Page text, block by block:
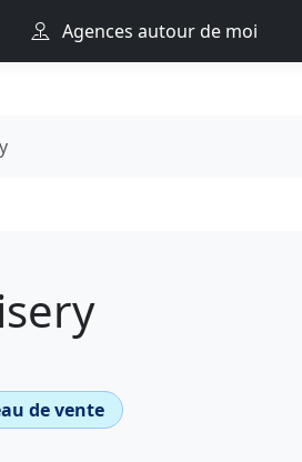
Agences autour de moi
de vente